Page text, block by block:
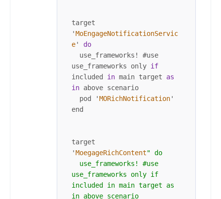
target
'MoEngageNotificationServic
e' do
  use_frameworks
!
#use
use_frameworks only if
included in main target as
in above scenario
  pod '
MORichNotification'
end
target
'MoegageRichContent" do
use_frameworks only if
included in main target as
in above scenario